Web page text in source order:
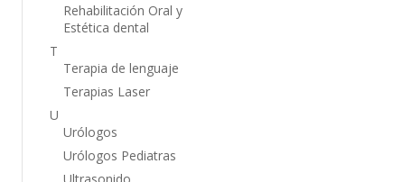
Rehabilitación Oral y
Estética dental
T
Terapia de lenguaje
Terapias Laser
U
Urólogos
Urólogos Pediatras
Ultrasonido